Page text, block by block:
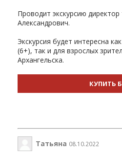
Проводит экскурсию
Александрович.
Экскурсия будет интересна
(6+), так и для взрослых
Архангельска.
КУПИТЬ
Татьяна 08.10.2022